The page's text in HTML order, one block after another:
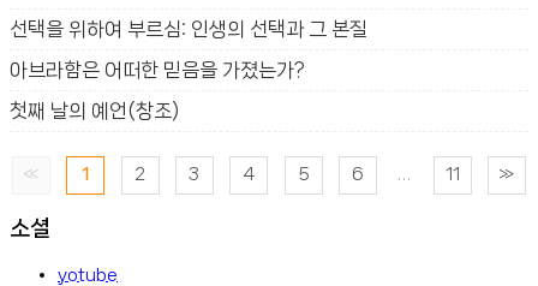
선택을 위하여 부르심: 인생의 선택과 그 본질
아브라함은 어떠한 믿음을 가졌는가?
첫째 날의 예언(창조)
« 1 2 3 4 5 6 ... 11 »
소셜
yotube